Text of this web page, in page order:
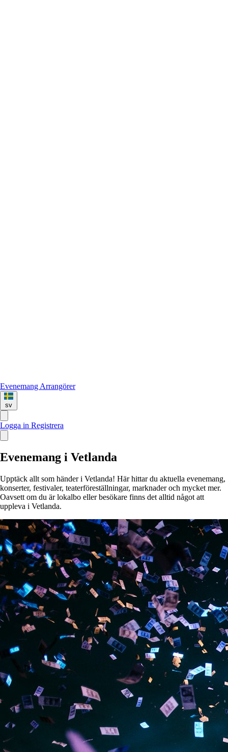
Evenemang Arrangörer
sv
Logga in Registrera
Evenemang i Vetlanda
Upptäck allt som händer i Vetlanda! Här hittar du aktuella evenemang,
konserter, festivaler, teaterföreställningar, marknader och mycket mer.
Oavsett om du är lokalbo eller besökare finns det alltid något att
uppleva i Vetlanda.